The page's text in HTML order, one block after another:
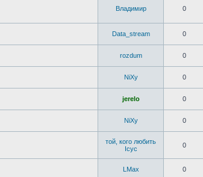
Владимир 0
Data_stream 0
rozdum 0
NiXy 0
jerelo 0
NiXy 0
той, кого любить
Ісус
0
LMax 0